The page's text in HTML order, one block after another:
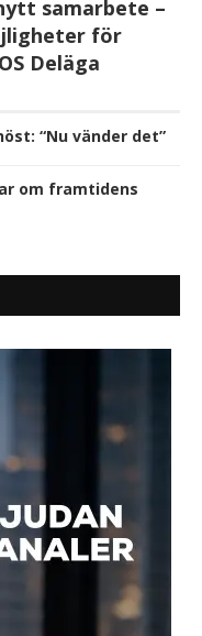
samarbete –
för
Deläga
“Nu vänder det”
om framtidens